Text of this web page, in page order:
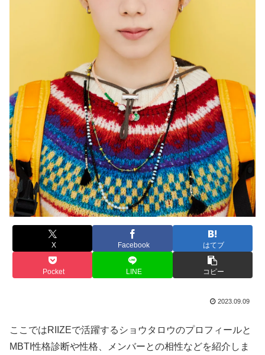
X Facebook はてブ
Pocket LINE コピー
2023.09.09
ここではRIIZEで活躍するショウタロウのプロフィールと
MBTI性格診断や性格、メンバーとの相性などを紹介しま